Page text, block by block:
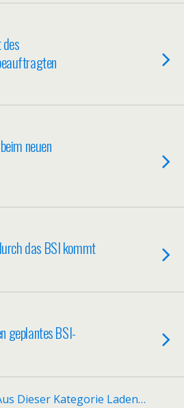
neuen
das BSI kommt
geplantes BSI-
Dieser Kategorie Laden…